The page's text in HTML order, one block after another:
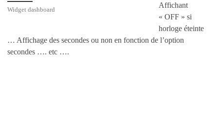
Widget dashboard
Affichant
« OFF » si
horloge éteinte
… Affichage des secondes ou non en fonction de l’option
secondes …. etc ….